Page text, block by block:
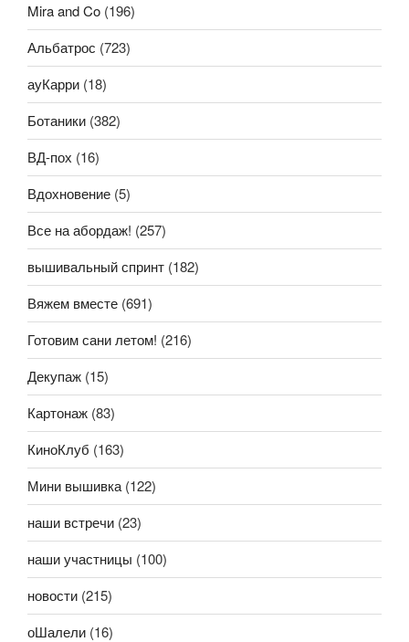
Mira and Co (196)
Альбатрос (723)
ауКарри (18)
Ботаники (382)
ВД-пох (16)
Вдохновение (5)
Все на абордаж! (257)
вышивальный спринт (182)
Вяжем вместе (691)
Готовим сани летом! (216)
Декупаж (15)
Картонаж (83)
КиноКлуб (163)
Мини вышивка(122)
наши встречи (23)
наши участницы (100)
новости (215)
оШалели (16)